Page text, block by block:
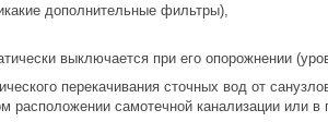
дополнительные фильтры),
выключается при его опорожнении
перекачивания сточных вод от
самотечной канализации или в